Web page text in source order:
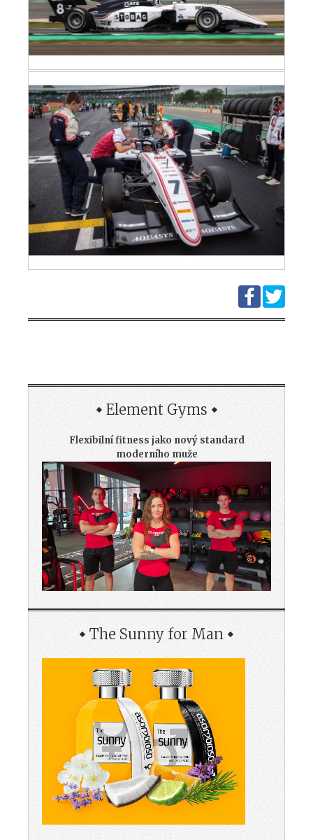
Element Gyms
Flexibilní fitness jako nový standard
moderního muže
The Sunny for Man